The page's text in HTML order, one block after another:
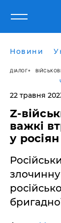
Новини
ДІАЛОГ
22 травня
Z-
важкі
у